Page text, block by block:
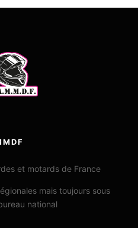
et motards de France
mais toujours sous
national